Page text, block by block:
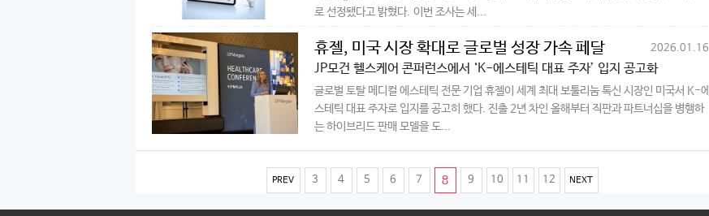
로 선정됐다고 밝혔다. 이번 조사는 세...
휴젤, 미국 시장 확대로 글로벌 성장 가속 페달
JP모건 헬스케어 콘퍼런스에서 ‘K-에스테틱 대표 주자’ 입지 공고화
2026.01.16
글로벌 토탈 메디컬 에스테틱 전문 기업 휴젤이 세계 최대 보툴리눔 톡신 시장인 미국서 K-에
스테틱 대표 주자로 입지를 공고히 했다. 진출 2년 차인 올해부터 직판과 파트너십을 병행하
는 하이브리드 판매 모델을 도...
PREV 3 4 5 6 7 8(
9 10 11 12 NEXT